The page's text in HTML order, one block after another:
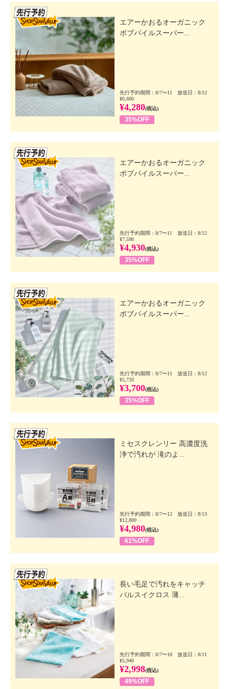
エアーかおるオーガニック
ボブパイルスーパー...
先行予約期間：8/7〜11 放送日：8/12
¥6,600
¥4,280(税込)
35%OFF
エアーかおるオーガニック
ボブパイルスーパー...
先行予約期間：8/7〜11 放送日：8/12
¥7,590
¥4,930(税込)
35%OFF
エアーかおるオーガニック
ボブパイルスーパー...
先行予約期間：8/7〜11 放送日：8/12
¥5,720
¥3,700(税込)
35%OFF
ミセスクレンリー 高濃度洗
浄で汚れが 滝のよ...
先行予約期間：8/7〜12 放送日：8/13
¥12,800
¥4,980(税込)
61%OFF
長い毛足で汚れをキャッチ
パルスイクロス 薄...
先行予約期間：8/7〜10 放送日：8/11
¥5,940
¥2,998(税込)
49%OFF